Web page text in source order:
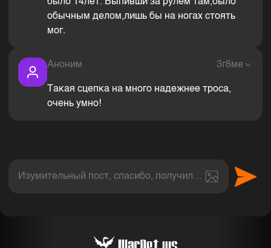
обычным делом,лишь бы на ногах стоять
мог.
Аноним 3г8ме
Такая сцепка на много надежнее троса,
очень умно!
Изумительный пост, спасибо, получил величайшее